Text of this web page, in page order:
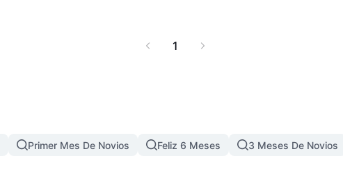
1
Primer Mes De Novios Feliz 6 Meses 3 Meses De Novios